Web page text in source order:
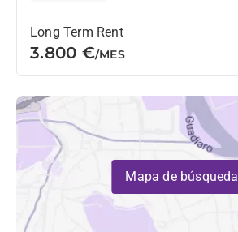
Long Term Rent
3.800 €/MES
Mapa de búsqueda